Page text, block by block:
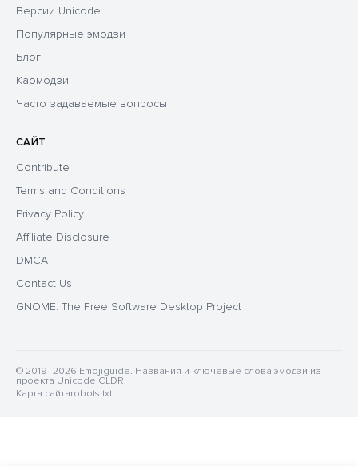
Версии Unicode
Популярные эмодзи
Блог
Каомодзи
Часто задаваемые вопросы
САЙТ
Contribute
Terms and Conditions
Privacy Policy
Affiliate Disclosure
DMCA
Contact Us
GNOME: The Free Software Desktop Project
© 2019–2026 Emojiguide. Названия и ключевые слова эмодзи из
проекта Unicode CLDR.
Карта сайтаrobots.txt